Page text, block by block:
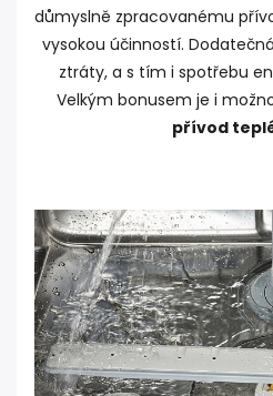
důmyslně zpracovanému
vysokou účinností.
ztráty, a s tím i spotřebu
Velkým bonusem je i
přívod